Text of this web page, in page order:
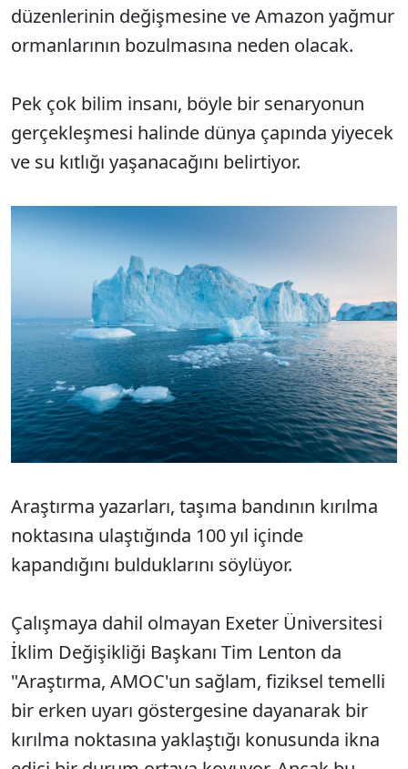
düzenlerinin değişmesine ve Amazon yağmur
ormanlarının bozulmasına neden olacak.
Pek çok bilim insanı, böyle bir senaryonun
gerçekleşmesi halinde dünya çapında yiyecek
ve su kıtlığı yaşanacağını belirtiyor.
Araştırma yazarları, taşıma bandının kırılma
noktasına ulaştığında 100 yıl içinde
kapandığını bulduklarını söylüyor.
Çalışmaya dahil olmayan Exeter Üniversitesi
İklim Değişikliği Başkanı Tim Lenton da
"Araştırma, AMOC'un sağlam, fiziksel temelli
bir erken uyarı göstergesine dayanarak bir
kırılma noktasına yaklaştığı konusunda ikna